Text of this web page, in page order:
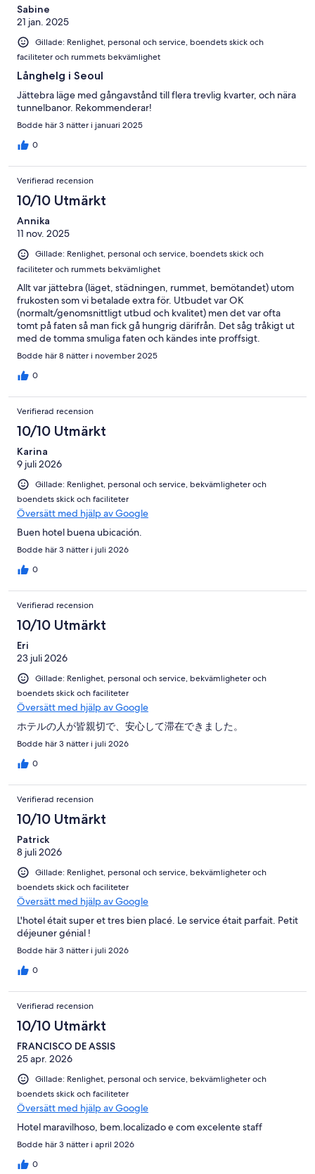
Sabine
21 jan. 2025
Gillade: Renlighet, personal och service, boendets skick och
faciliteter och rummets bekvämlighet
Långhelg i Seoul
Jättebra läge med gångavstånd till flera trevlig kvarter, och nära
tunnelbanor. Rekommenderar!
Bodde här 3 nätter i januari 2025
0
Verifierad recension
10/10 Utmärkt
Annika
11 nov. 2025
Gillade: Renlighet, personal och service, boendets skick och
faciliteter och rummets bekvämlighet
Allt var jättebra (läget, städningen, rummet, bemötandet) utom
frukosten som vi betalade extra för. Utbudet var OK
(normalt/genomsnittligt utbud och kvalitet) men det var ofta
tomt på faten så man fick gå hungrig därifrån. Det såg tråkigt ut
med de tomma smuliga faten och kändes inte proffsigt.
Bodde här 8 nätter i november 2025
0
Verifierad recension
10/10 Utmärkt
Karina
9 juli 2026
Gillade: Renlighet, personal och service, bekvämligheter och
boendets skick och faciliteter
Översätt med hjälp av Google
Buen hotel buena ubicación.
Bodde här 3 nätter i juli 2026
0
Verifierad recension
10/10 Utmärkt
Eri
23 juli 2026
Gillade: Renlighet, personal och service, bekvämligheter och
boendets skick och faciliteter
Översätt med hjälp av Google
ホテルの人が皆親切で、安心して滞在できました。
Bodde här 3 nätter i juli 2026
0
Verifierad recension
10/10 Utmärkt
Patrick
8 juli 2026
Gillade: Renlighet, personal och service, bekvämligheter och
boendets skick och faciliteter
Översätt med hjälp av Google
L'hotel était super et tres bien placé. Le service était parfait. Petit
déjeuner génial !
Bodde här 3 nätter i juli 2026
0
Verifierad recension
10/10 Utmärkt
FRANCISCO DE ASSIS
25 apr. 2026
Gillade: Renlighet, personal och service, bekvämligheter och
boendets skick och faciliteter
Översätt med hjälp av Google
Hotel maravilhoso, bem.localizado e com excelente staff
Bodde här 3 nätter i april 2026
0